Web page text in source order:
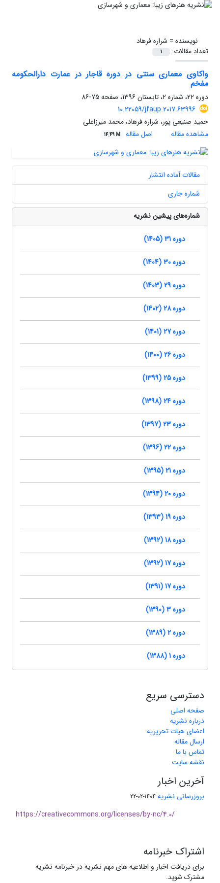
نویسنده = شراره فرهاد
تعداد مقالات:
1
واکاوی معماری سنتی در دوره قاجار در عمارت دارالحکومه
مفخم
دوره 22، شماره 2، تابستان 1396، صفحه
75-86
10.22059/jfaup.2017.63996
حمید صنیعی پور، شراره فرهاد، محمد میرزاعلی
مشاهده مقاله
اصل مقاله 14.49 M
مقالات آماده انتشار
شماره جاری
شماره‌های پیشین نشریه
دوره 31 (1405)
دوره 30 (1404)
دوره 29 (1403)
دوره 28 (1402)
دوره 27 (1401)
دوره 26 (1400)
دوره 25 (1399)
دوره 24 (1398)
دوره 23 (1397)
دوره 22 (1396)
دوره 21 (1395)
دوره 20 (1394)
دوره 19 (1393)
دوره 18 (1392)
دوره 17 (1392)
دوره 17 (1391)
دوره 3 (1390)
دوره 2 (1389)
دوره 1 (1388)
دسترسی سریع
صفحه اصلی
درباره نشریه
اعضای هیات تحریریه
ارسال مقاله
تماس با ما
نقشه سایت
آخرین اخبار
بروزرسانی نشریه 1404-02-22
https://creativecommons.org/licenses/by-nc/4.0/
اشتراک خبرنامه
برای دریافت اخبار و اطلاعیه های مهم نشریه در خبرنامه نشریه
مشترک شوید.